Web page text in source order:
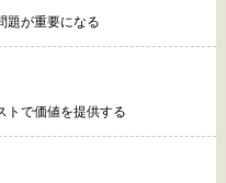
題が重要になる
トで価値を提供する